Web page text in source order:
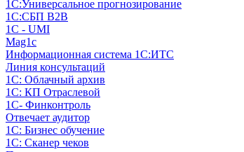
1С:Универсальное прогнозирование
1С:СБП B2B
1C - UMI
Mag1c
Информационная система 1С:ИТС
Линия консультаций
1С: Облачный архив
1С: КП Отраслевой
1С- Финконтроль
Отвечает аудитор
1С: Бизнес обучение
1С: Сканер чеков